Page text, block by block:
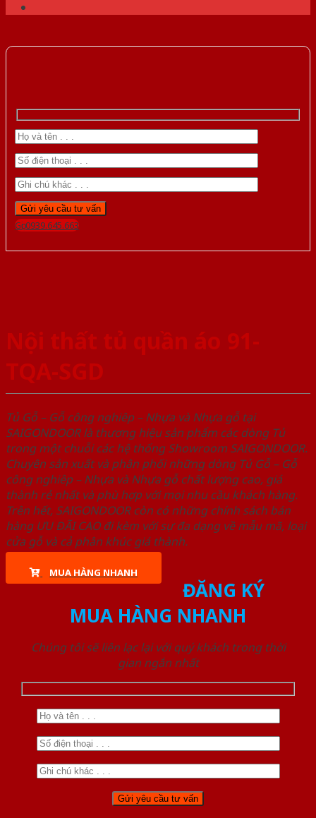
Gọi 0939.645.663
Nội thất tủ quần áo 91-
TQA-SGD
Tủ Gỗ – Gỗ công nghiêp – Nhựa và Nhựa gỗ tại
SAIGONDOOR là thương hiệu sản phẩm các dòng Tủ
trong một chuỗi các hệ thống Showroom SAIGONDOOR.
Chuyên sản xuất và phân phối những dòng Tủ Gỗ – Gỗ
công nghiêp – Nhựa và Nhựa gỗ chất lượng cao, giá
thành rẻ nhất và phù hợp với mọi nhu cầu khách hàng.
Trên hết, SAIGONDOOR còn có những chính sách bán
hàng ƯU ĐÃI CAO đi kèm với sự đa dạng về mẫu mã, loại
cửa gỗ và cả phân khúc giá thành.
MUA HÀNG NHANH
ĐĂNG KÝ
MUA HÀNG NHANH
Chúng tôi sẽ liên lạc lại với quý khách trong thời
gian ngắn nhất